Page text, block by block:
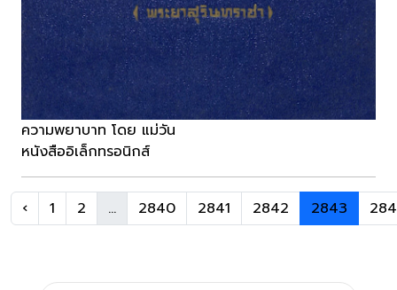
ความพยาบาท โดย แม่วัน
หนังสืออิเล็กทรอนิกส์
‹ 1 2 ... 2840 2841 2842 2843